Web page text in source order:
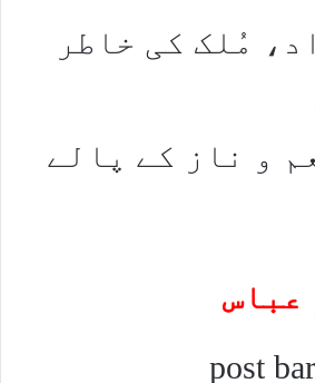
مُلک کی خاطر
و ناز کے پالے
عباس